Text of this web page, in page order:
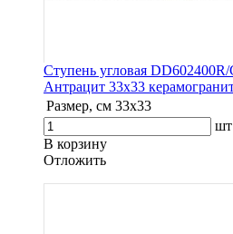
Ступень угловая
Антрацит 33х33
Размер, см 33х33
шт
В корзину
Oтложить